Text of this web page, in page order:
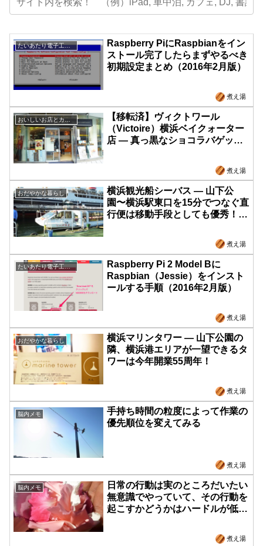
たいあたり電子工作部
Raspberry PiにRaspbianをイン
ストール完了したらまずやるべき
初期設定まとめ（2016年2月版）
煮え湯
おいしいお店とカフェ
【移転済】ヴィクトワール
（Victoire）横浜ベイクォーター
店 ― 真っ黒なショコラバゲット
煮え湯
おだやかな暮らし
横浜観光船シーバス ― 山下公
園〜横浜駅東口を15分でつなぐ直
行便は移動手段としても優秀！や
煮え湯
たいあたり電子工作部
Raspberry Pi 2 Model Bに
Raspbian（Jessie）をインスト
ールする手順（2016年2月版）
煮え湯
おだやかな暮らし
横浜マリンタワー ― 山下公園の
隣、横浜港エリアが一望できるタ
ワーは今年開業55周年！
煮え湯
脳内メモ
手持ち時間の粒度によって作業の
優先順位を変えてみる
煮え湯
脳内メモ
日常の行動は実のところだいたい
無意識でやっていて、その行動を
起こすかどうかはハードルが低い
煮え湯